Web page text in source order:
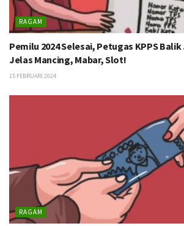
RAGAM
Pemilu 2024 Selesai, Petugas KPPS
Jelas Mancing, Mabar, Slot!
15 FEBRUARI 2024
RAGAM